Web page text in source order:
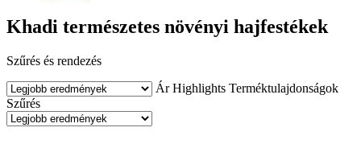
Khadi természetes növényi hajfestékek
Szűrés és rendezés
Ár Highlights Terméktulajdonságok
Szűrés